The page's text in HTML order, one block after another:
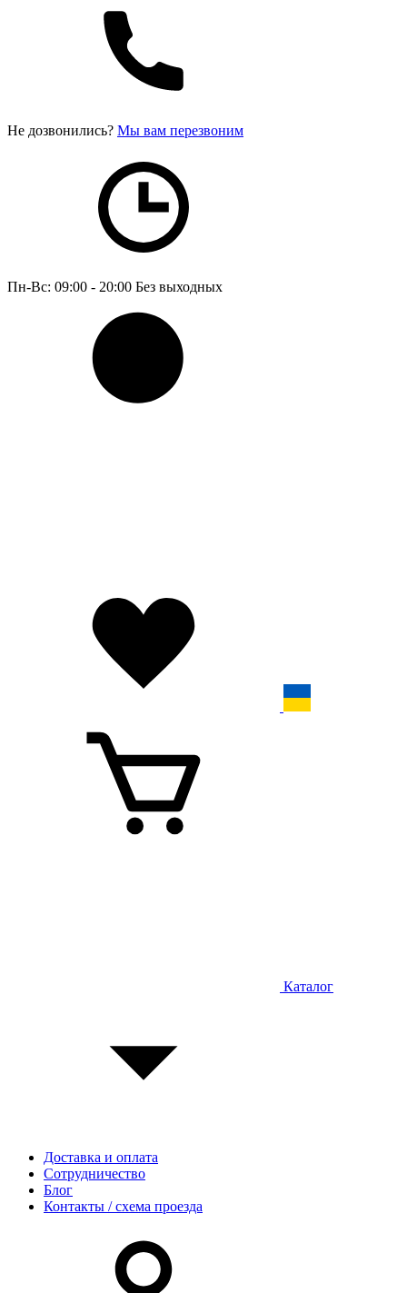
Не дозвонились? Мы вам перезвоним
Пн-Вс: 09:00 - 20:00 Без выходных
Каталог
Доставка и оплата
Сотрудничество
Блог
Контакты / схема проезда